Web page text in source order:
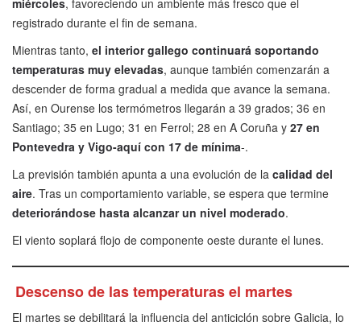
registrado durante el fin de semana.
Mientras tanto, el interior gallego continuará soportando
temperaturas muy elevadas, aunque también comenzarán a
descender de forma gradual a medida que avance la semana.
Así, en Ourense los termómetros llegarán a 39 grados; 36 en
Santiago; 35 en Lugo; 31 en Ferrol; 28 en A Coruña y 27 en
Pontevedra y Vigo-aquí con 17 de mínima-.
La previsión también apunta a una evolución de la calidad del
aire. Tras un comportamiento variable, se espera que termine
deteriorándose hasta alcanzar un nivel moderado.
El viento soplará flojo de componente oeste durante el lunes.
Descenso de las temperaturas el martes
El martes se debilitará la influencia del anticiclón sobre Galicia, lo